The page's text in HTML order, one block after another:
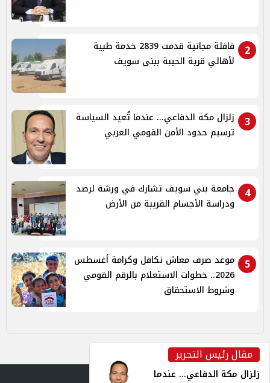
2
قافلة مجانية قدمت 2839 خدمة طبية
لأهالي قرية الحيبة ببنى سويف
3
زلزال مكة الدفاعي... عندما تُعيد السياسة
ترسيم حدود الأمن القومي العربي
4
جامعة بني سويف تشارك في ورشة لرصد
ودراسة الأجسام القريبة من الأرض
5
موعد صرف معاش تكافل وكرامة أغسطس
2026.. خطوات الاستعلام بالرقم القومي
وشروط الاستحقاق
مقال رئيس التحرير
زلزال مكة الدفاعي... عندما